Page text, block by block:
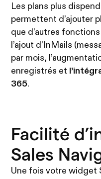
Les plans plus
permettent d’ajouter
que d’autres
l’ajout d’InMails
par mois,
enregistrés et
365.
Facilité
Sales
Une fois votre widget